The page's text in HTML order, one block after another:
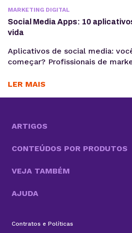
MARKETING DIGITAL
Social Media Apps: 10
vida
Aplicativos de social media:
começar? Profissionais de
plataformas, analisar dados de
de social media que podem
LER MAIS
ARTIGOS
CONTEÚDOS POR PRODUTOS
VEJA TAMBÉM
AJUDA
Contratos e Políticas